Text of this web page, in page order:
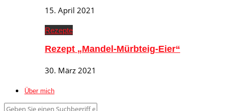
15. April 2021
Rezepte
Rezept „Mandel-Mürbteig-Eier“
30. März 2021
Über mich